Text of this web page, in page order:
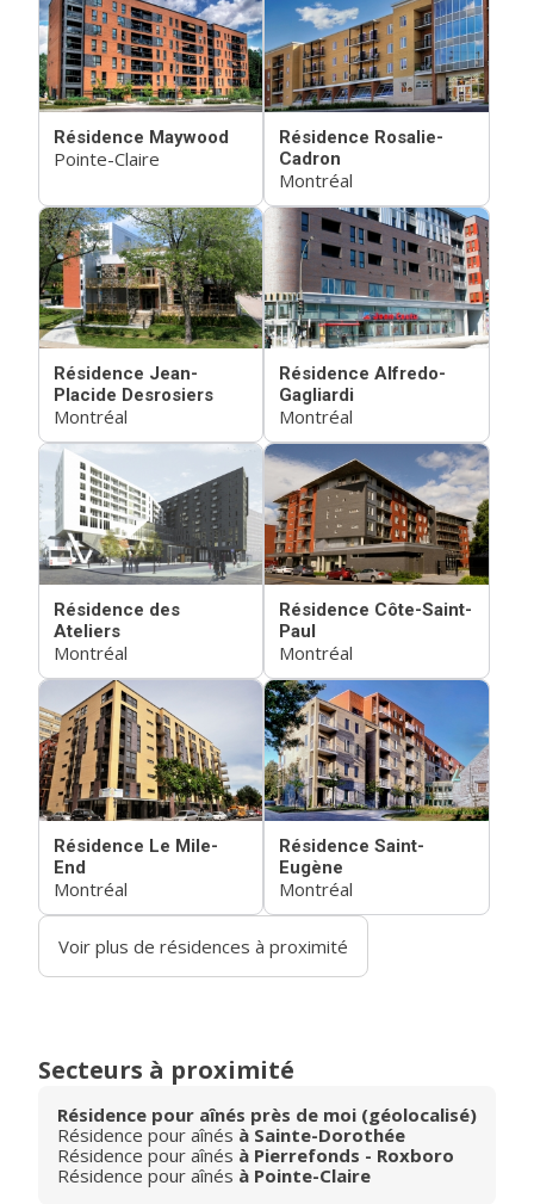
Résidence Maywood
Pointe-Claire
Résidence Rosalie-
Cadron
Montréal
Résidence Jean-
Placide Desrosiers
Montréal
Résidence Alfredo-
Gagliardi
Montréal
Résidence des
Ateliers
Montréal
Résidence Côte-Saint-
Paul
Montréal
Résidence Le Mile-
End
Montréal
Résidence Saint-
Eugène
Montréal
Voir plus de résidences à proximité
Secteurs à proximité
Résidence pour aînés près de moi (géolocalisé)
Résidence pour aînés à Sainte-Dorothée
Résidence pour aînés à Pierrefonds - Roxboro
Résidence pour aînés à Pointe-Claire